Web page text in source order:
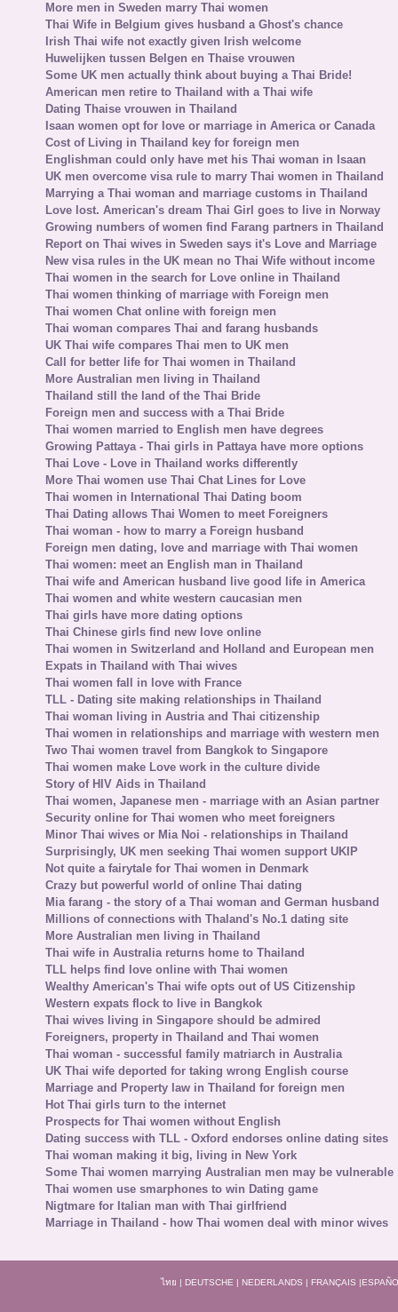
More men in Sweden marry Thai women
Thai Wife in Belgium gives husband a Ghost's chance
Irish Thai wife not exactly given Irish welcome
Huwelijken tussen Belgen en Thaise vrouwen
Some UK men actually think about buying a Thai Bride!
American men retire to Thailand with a Thai wife
Dating Thaise vrouwen in Thailand
Isaan women opt for love or marriage in America or Canada
Cost of Living in Thailand key for foreign men
Englishman could only have met his Thai woman in Isaan
UK men overcome visa rule to marry Thai women in Thailand
Marrying a Thai woman and marriage customs in Thailand
Love lost. American's dream Thai Girl goes to live in Norway
Growing numbers of women find Farang partners in Thailand
Report on Thai wives in Sweden says it's Love and Marriage
New visa rules in the UK mean no Thai Wife without income
Thai women in the search for Love online in Thailand
Thai women thinking of marriage with Foreign men
Thai women Chat online with foreign men
Thai woman compares Thai and farang husbands
UK Thai wife compares Thai men to UK men
Call for better life for Thai women in Thailand
More Australian men living in Thailand
Thailand still the land of the Thai Bride
Foreign men and success with a Thai Bride
Thai women married to English men have degrees
Growing Pattaya - Thai girls in Pattaya have more options
Thai Love - Love in Thailand works differently
More Thai women use Thai Chat Lines for Love
Thai women in International Thai Dating boom
Thai Dating allows Thai Women to meet Foreigners
Thai woman - how to marry a Foreign husband
Foreign men dating, love and marriage with Thai women
Thai women: meet an English man in Thailand
Thai wife and American husband live good life in America
Thai women and white western caucasian men
Thai girls have more dating options
Thai Chinese girls find new love online
Thai women in Switzerland and Holland and European men
Expats in Thailand with Thai wives
Thai women fall in love with France
TLL - Dating site making relationships in Thailand
Thai woman living in Austria and Thai citizenship
Thai women in relationships and marriage with western men
Two Thai women travel from Bangkok to Singapore
Thai women make Love work in the culture divide
Story of HIV Aids in Thailand
Thai women, Japanese men - marriage with an Asian partner
Security online for Thai women who meet foreigners
Minor Thai wives or Mia Noi - relationships in Thailand
Surprisingly, UK men seeking Thai women support UKIP
Not quite a fairytale for Thai women in Denmark
Crazy but powerful world of online Thai dating
Mia farang - the story of a Thai woman and German husband
Millions of connections with Thaland's No.1 dating site
More Australian men living in Thailand
Thai wife in Australia returns home to Thailand
TLL helps find love online with Thai women
Wealthy American's Thai wife opts out of US Citizenship
Western expats flock to live in Bangkok
Thai wives living in Singapore should be admired
Foreigners, property in Thailand and Thai women
Thai woman - successful family matriarch in Australia
UK Thai wife deported for taking wrong English course
Marriage and Property law in Thailand for foreign men
Hot Thai girls turn to the internet
Prospects for Thai women without English
Dating success with TLL - Oxford endorses online dating sites
Thai woman making it big, living in New York
Some Thai women marrying Australian men may be vulnerable
Thai women use smarphones to win Dating game
Nigtmare for Italian man with Thai girlfriend
Marriage in Thailand - how Thai women deal with minor wives
ไทย | DEUTSCHE | NEDERLANDS | FRANÇAIS |